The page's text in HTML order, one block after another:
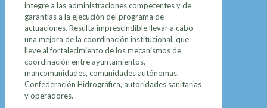
integre a las administraciones competentes y de
garantías a la ejecución del programa de
actuaciones. Resulta imprescindible llevar a cabo
una mejora de la coordinación institucional, que
lleve al fortalecimiento de los mecanismos de
coordinación entre ayuntamientos,
mancomunidades, comunidades autónomas,
Confederación Hidrográfica, autoridades sanitarias
y operadores.